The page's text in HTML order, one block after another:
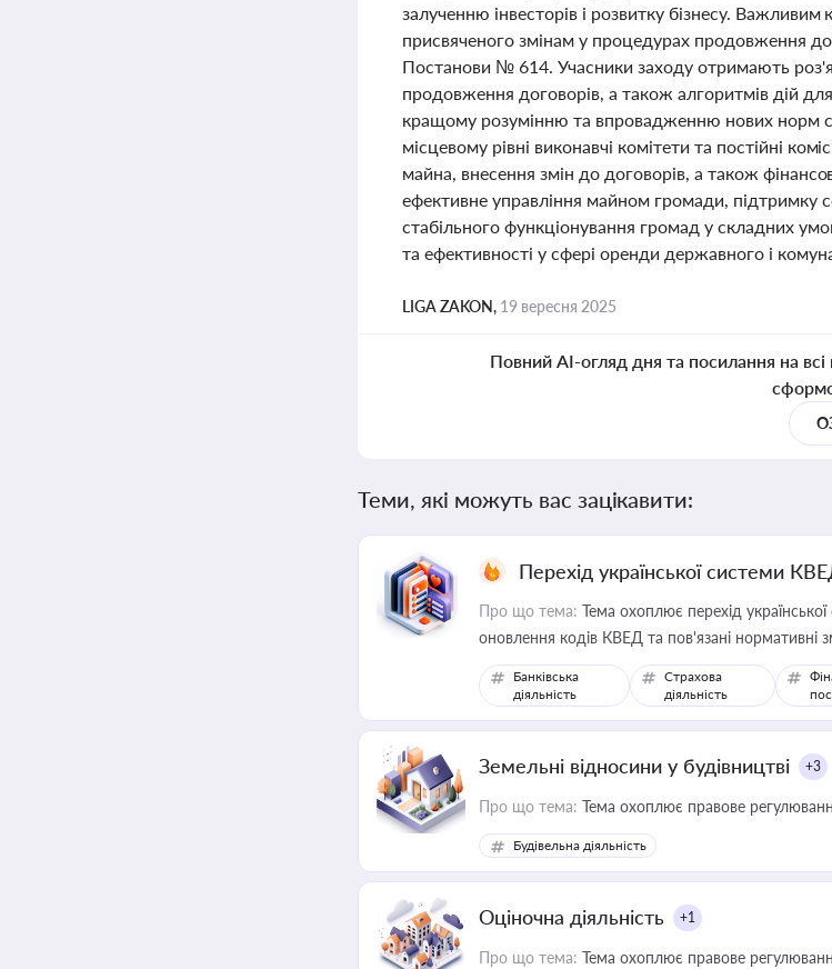
залученню інвесторів і розвитку бізнесу.
присвяченого змінам у процедурах продовження
Постанови № 614. Учасники заходу отримають
продовження договорів, а також алгоритмів дій
кращому розумінню та впровадженню нових норм
місцевому рівні виконавчі комітети та постійні
майна, внесення змін до договорів, а також
ефективне управління майном громади, підтримку
стабільного функціонування громад у складних
та ефективності у сфері оренди державного і
LIGA ZAKON, 19 вересня 2025
Повний AI-огляд дня та посилання на всі
Теми, які можуть вас зацікавити:
Перехід української системи
Про що тема: Тема охоплює перехід української
оновлення кодів КВЕД та пов'язані нормативні
Банківська
діяльність
Страхова
діяльність
Земельні відносини у будівництві +3
Про що тема: Тема охоплює правове
Будівельна діяльність
Оціночна діяльність +1
Про що тема: Тема охоплює правове